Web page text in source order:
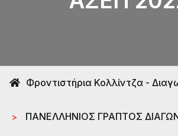
Φροντιστήρια Κολλίντζα -
> ΠΑΝΕΛΛΗΝΙΟΣ ΓΡΑΠΤΟΣ